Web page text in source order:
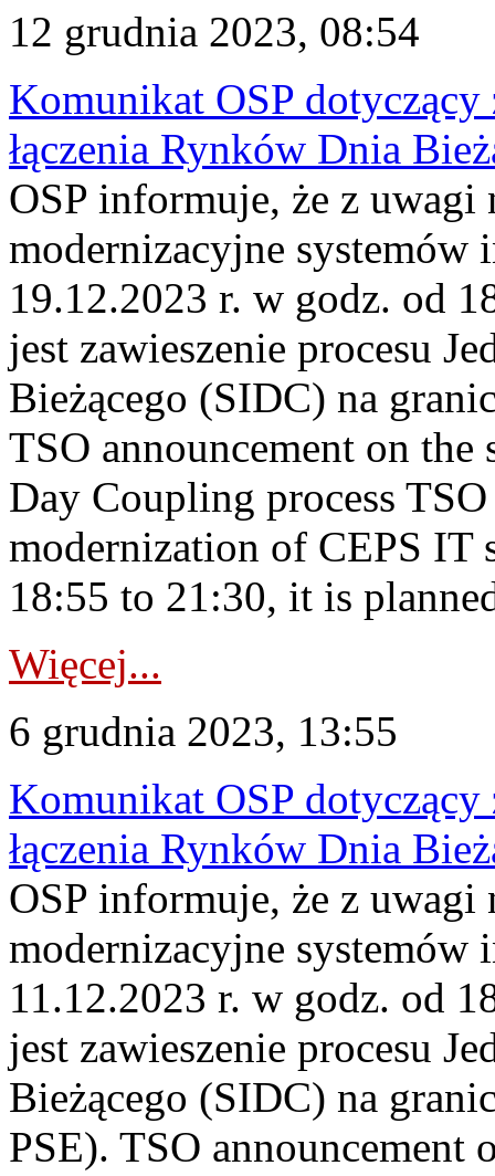
12 grudnia 2023, 08:54
Komunikat OSP dotyczący
łączenia Rynków Dnia
OSP informuje, że z uwagi
modernizacyjne
19.12.2023 r. w godz. od
jest zawieszenie procesu
Bieżącego (SIDC) na
TSO announcement on
Day Coupling process
modernization of CEPS IT
18:55 to 21:30, it is
Więcej...
6 grudnia 2023, 13:55
Komunikat OSP dotyczący
łączenia Rynków Dnia
OSP informuje, że z uwagi
modernizacyjne systemów
11.12.2023 r. w godz. od
jest zawieszenie procesu
Bieżącego (SIDC) na
PSE). TSO announcement